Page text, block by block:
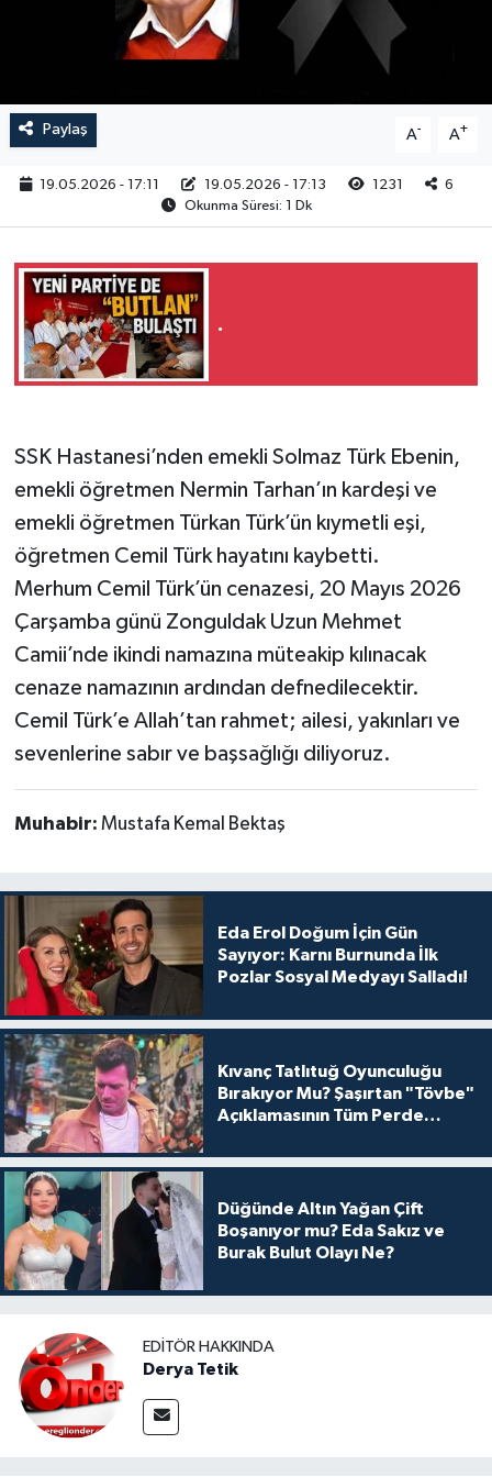
Paylaş A- A+
19.05.2026 - 17:11 19.05.2026 - 17:13 1231
6
Okunma Süresi: 1 Dk
.
SSK Hastanesi’nden emekli Solmaz Türk Ebenin,
emekli öğretmen Nermin Tarhan’ın kardeşi ve
emekli öğretmen Türkan Türk’ün kıymetli eşi,
öğretmen Cemil Türk hayatını kaybetti.
Merhum Cemil Türk’ün cenazesi, 20 Mayıs 2026
Çarşamba günü Zonguldak Uzun Mehmet
Camii’nde ikindi namazına müteakip kılınacak
cenaze namazının ardından defnedilecektir.
Cemil Türk’e Allah’tan rahmet; ailesi, yakınları ve
sevenlerine sabır ve başsağlığı diliyoruz.
Muhabir: Mustafa Kemal Bektaş
Eda Erol Doğum İçin Gün
Sayıyor: Karnı Burnunda İlk
Pozlar Sosyal Medyayı Salladı!
Kıvanç Tatlıtuğ Oyunculuğu
Bırakıyor Mu? Şaşırtan "Tövbe"
Açıklamasının Tüm Perde
Düğünde Altın Yağan Çift
Boşanıyor mu? Eda Sakız ve
Burak Bulut Olayı Ne?
EDITÖR HAKKINDA
Derya Tetik
RESMİ İLAN